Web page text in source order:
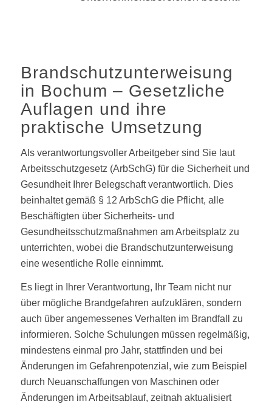
Brandschutzunterweisung
in Bochum – Gesetzliche
Auflagen und ihre
praktische Umsetzung
Als verantwortungsvoller Arbeitgeber sind Sie laut
Arbeitsschutzgesetz (ArbSchG) für die Sicherheit und
Gesundheit Ihrer Belegschaft verantwortlich. Dies
beinhaltet gemäß § 12 ArbSchG die Pflicht, alle
Beschäftigten über Sicherheits- und
Gesundheitsschutzmaßnahmen am Arbeitsplatz zu
unterrichten, wobei die Brandschutzunterweisung
eine wesentliche Rolle einnimmt.
Es liegt in Ihrer Verantwortung, Ihr Team nicht nur
über mögliche Brandgefahren aufzuklären, sondern
auch über angemessenes Verhalten im Brandfall zu
informieren. Solche Schulungen müssen regelmäßig,
mindestens einmal pro Jahr, stattfinden und bei
Änderungen im Gefahrenpotenzial, wie zum Beispiel
durch Neuanschaffungen von Maschinen oder
Änderungen im Arbeitsablauf, zeitnah aktualisiert